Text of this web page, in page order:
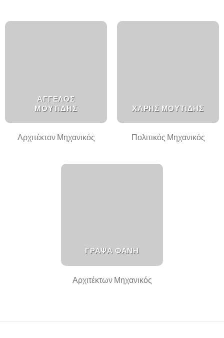
ΑΓΓΕΛΟΣ
ΜΟΥΤΙΔΗΣ
Αρχιτέκτον Μηχανικός
ΧΑΡΗΣ ΜΟΥΤΙΔΗΣ
Πολιτικός Μηχανικός
ΓΡΑΨΑ ΦΑΝΗ
Αρχιτέκτων Μηχανικός